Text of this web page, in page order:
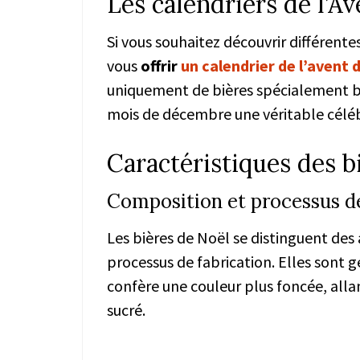
Si vous souhaitez découvrir
vous offrir un calendrier de l’avent
uniquement de bières spécialement
mois de décembre une véritable
Caractéristiques des
Composition et processus
Les bières de Noël se distinguent
processus de fabrication. Elles sont
confère une couleur plus foncée,
sucré.